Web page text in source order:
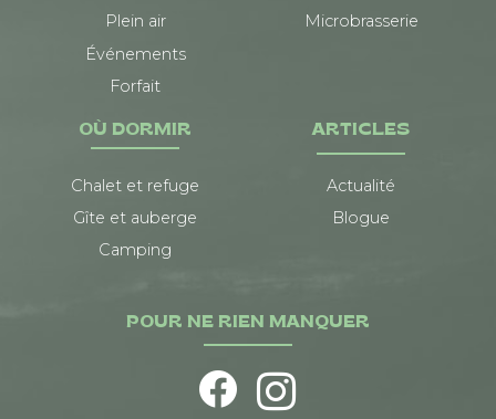
Plein air
Événements
Forfait
Microbrasserie
OÙ DORMIR
Chalet et refuge
Gîte et auberge
Camping
ARTICLES
Actualité
Blogue
POUR NE RIEN MANQUER